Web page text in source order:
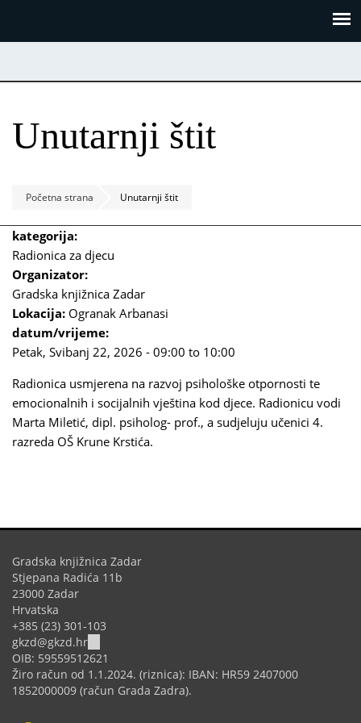
Unutarnji štit
Početna strana Unutarnji štit
kategorija:
Radionica za djecu
Organizator:
Gradska knjižnica Zadar
Lokacija: Ogranak Arbanasi
datum/vrijeme:
Petak, Svibanj 22, 2026 - 09:00 to 10:00
Radionica usmjerena na razvoj psihološke otpornosti te
emocionalnih i socijalnih vještina kod djece. Radionicu vodi
Marta Miletić, dipl. psiholog- prof., a sudjeluju učenici 4.
razreda OŠ Krune Krstića.
Gradska knjižnica Zadar
Stjepana Radića 11b
23000 Zadar
Hrvatska
+385 (23) 301-103
gkzd@gkzd.hr
sends
e-
mail)
OIB: 59559512621
Žiro račun od 1.1.2024. (riznica): IBAN: HR59 2407000
1852000009 (račun Grada Zadra).